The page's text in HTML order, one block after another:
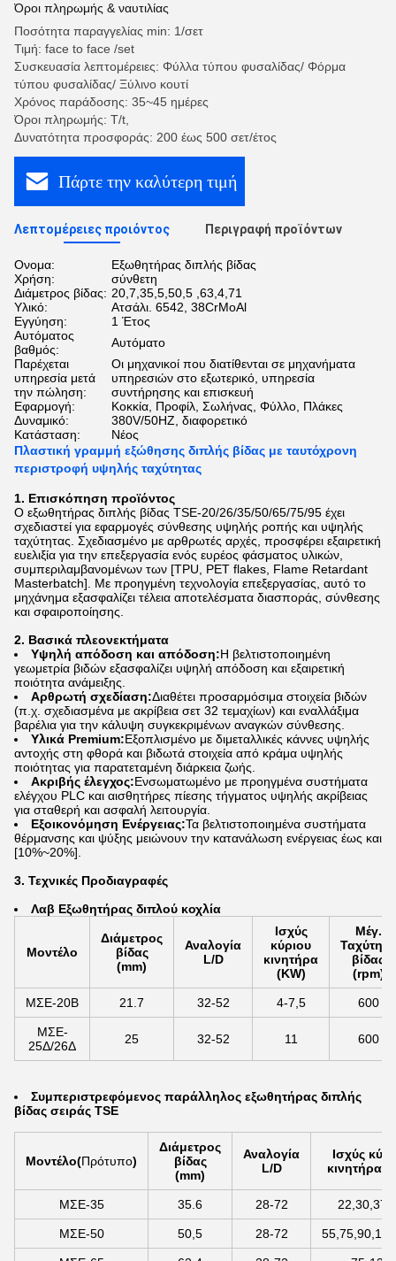
Όροι πληρωμής & ναυτιλίας
Ποσότητα παραγγελίας min: 1/σετ
Τιμή: face to face /set
Συσκευασία λεπτομέρειες: Φύλλα τύπου φυσαλίδας/ Φόρμα
τύπου φυσαλίδας/ Ξύλινο κουτί
Χρόνος παράδοσης: 35~45 ημέρες
Όροι πληρωμής: T/t,
Δυνατότητα προσφοράς: 200 έως 500 σετ/έτος
Πάρτε την καλύτερη τιμή
Λεπτομέρειες προιόντος Περιγραφή προϊόντων
Ονομα:
Εξωθητήρας διπλής βίδας
Χρήση:
σύνθετη
Διάμετρος βίδας: 20,7,35,5,50,5 ,63,4,71
Υλικό:
Ατσάλι. 6542, 38CrMoAl
Εγγύηση:
1 Έτος
Αυτόματος
βαθμός:
Αυτόματο
Παρέχεται
υπηρεσία μετά
την πώληση:
Οι μηχανικοί που διατίθενται σε μηχανήματα
υπηρεσιών στο εξωτερικό, υπηρεσία
συντήρησης και επισκευή
Εφαρμογή:
Κοκκία, Προφίλ, Σωλήνας, Φύλλο, Πλάκες
Δυναμικό:
380V/50HZ, διαφορετικό
Κατάσταση:
Νέος
Πλαστική γραμμή εξώθησης διπλής βίδας με ταυτόχρονη
περιστροφή υψηλής ταχύτητας
1. Επισκόπηση προϊόντος
Ο εξωθητήρας διπλής βίδας TSE-20/26/35/50/65/75/95 έχει
σχεδιαστεί για εφαρμογές σύνθεσης υψηλής ροπής και υψηλής
ταχύτητας. Σχεδιασμένο με αρθρωτές αρχές, προσφέρει εξαιρετική
ευελιξία για την επεξεργασία ενός ευρέος φάσματος υλικών,
συμπεριλαμβανομένων των [TPU, PET flakes, Flame Retardant
Masterbatch]. Με προηγμένη τεχνολογία επεξεργασίας, αυτό το
μηχάνημα εξασφαλίζει τέλεια αποτελέσματα διασποράς, σύνθεσης
και σφαιροποίησης.
2. Βασικά πλεονεκτήματα
Υψηλή απόδοση και απόδοση:Η βελτιστοποιημένη
γεωμετρία βιδών εξασφαλίζει υψηλή απόδοση και εξαιρετική
ποιότητα ανάμειξης.
Αρθρωτή σχεδίαση:Διαθέτει προσαρμόσιμα στοιχεία βιδών
(π.χ. σχεδιασμένα με ακρίβεια σετ 32 τεμαχίων) και εναλλάξιμα
βαρέλια για την κάλυψη συγκεκριμένων αναγκών σύνθεσης.
Υλικά Premium:Εξοπλισμένο με διμεταλλικές κάννες υψηλής
αντοχής στη φθορά και βιδωτά στοιχεία από κράμα υψηλής
ποιότητας για παρατεταμένη διάρκεια ζωής.
Ακριβής έλεγχος:Ενσωματωμένο με προηγμένα συστήματα
ελέγχου PLC και αισθητήρες πίεσης τήγματος υψηλής ακρίβειας
για σταθερή και ασφαλή λειτουργία.
Εξοικονόμηση Ενέργειας:Τα βελτιστοποιημένα συστήματα
θέρμανσης και ψύξης μειώνουν την κατανάλωση ενέργειας έως και
[10%~20%].
3. Τεχνικές Προδιαγραφές
Λαβ Εξωθητήρας διπλού κοχλία
Μοντέλο
Διάμετρος
βίδας
(mm)
Αναλογία
L/D
Ισχύς
κύριου
κινητήρα
(KW)
Μέγ.
Ταχύτητα
βίδας
(rpm)
ΜΣΕ-20Β 21.7 32-52 4-7,5 600
ΜΣΕ-
25Δ/26Δ
25 32-52 11 600
Συμπεριστρεφόμενος παράλληλος εξωθητήρας διπλής
βίδας σειράς TSE
Μοντέλο(Πρότυπο)
Διάμετρος
βίδας
(mm)
Αναλογία
L/D
Ισχύς
κινητήρα
ΜΣΕ-35 35.6 28-72
ΜΣΕ-50 50,5 28-72